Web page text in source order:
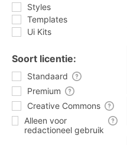
Styles
Templates
Ui Kits
Soort licentie:
Standaard
Premium
Creative Commons
Alleen voor
redactioneel gebruik